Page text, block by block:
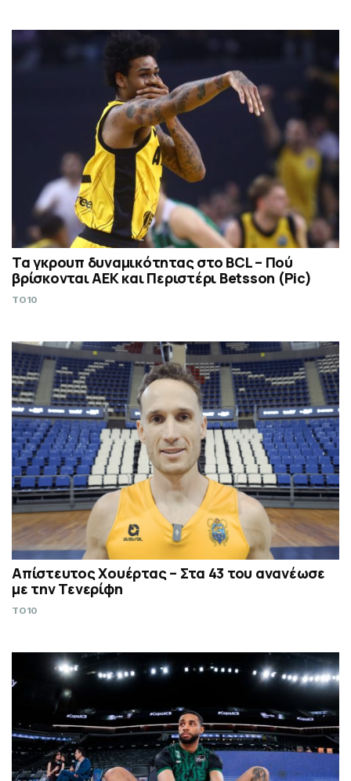
Τα γκρουπ δυναμικότητας στο BCL – Πού
βρίσκονται ΑΕΚ και Περιστέρι Betsson (Pic)
TO10
Απίστευτος Χουέρτας – Στα 43 του ανανέωσε
με την Τενερίφη
TO10